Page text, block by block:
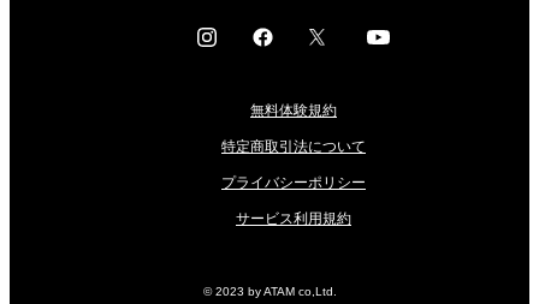
I
a
F
e
b
o
k
X
Y
無料体験規約
特定商取引法について
プライバシーポリシー
サービス利用規約
© 2023 by ATAM co,Ltd.